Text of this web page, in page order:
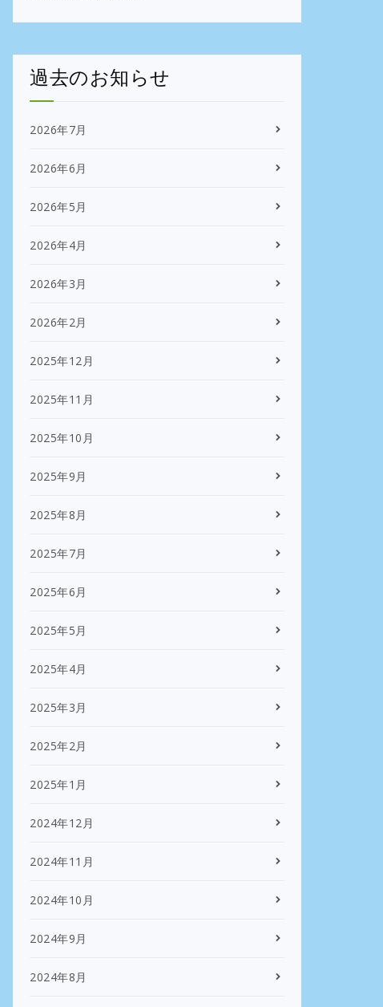
過去のお知らせ
2026年7月
2026年6月
2026年5月
2026年4月
2026年3月
2026年2月
2025年12月
2025年11月
2025年10月
2025年9月
2025年8月
2025年7月
2025年6月
2025年5月
2025年4月
2025年3月
2025年2月
2025年1月
2024年12月
2024年11月
2024年10月
2024年9月
2024年8月